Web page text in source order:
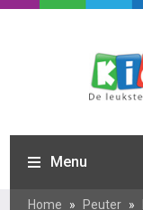
Menu
Home » Peuter »